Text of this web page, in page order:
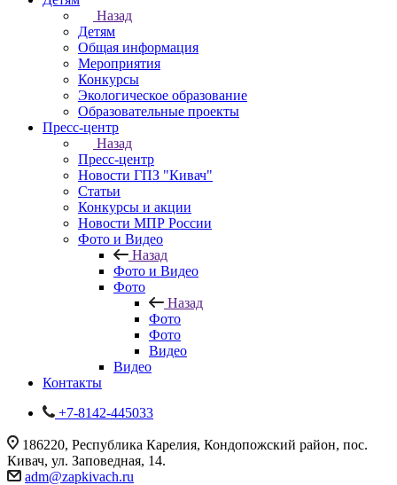
Назад
Детям
Общая информация
Мероприятия
Конкурсы
Экологическое образование
Образовательные проекты
Пресс-центр
Назад
Пресс-центр
Новости ГПЗ "Кивач"
Статьи
Конкурсы и акции
Новости МПР России
Фото и Видео
Назад
Фото и Видео
Фото
Назад
Фото
Фото
Видео
Видео
Контакты
+7-8142-445033
186220, Республика Карелия, Кондопожский район, пос.
Кивач, ул. Заповедная, 14.
adm@zapkivach.ru